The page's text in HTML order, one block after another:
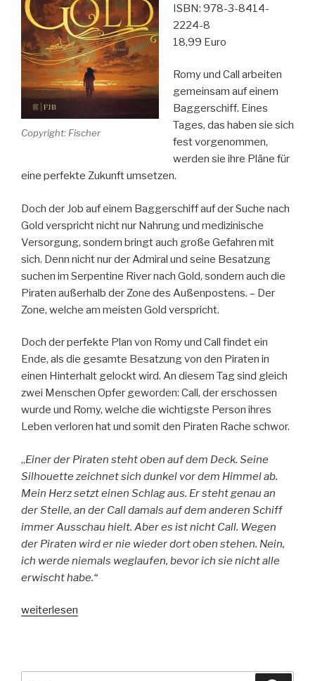
Copyright: Fischer
ISBN: 978-3-8414-
2224-8
18,99 Euro
Romy und Call arbeiten
gemeinsam auf einem
Baggerschiff. Eines
Tages, das haben sie sich
fest vorgenommen,
werden sie ihre Pläne für
eine perfekte Zukunft umsetzen.
Doch der Job auf einem Baggerschiff auf der Suche nach
Gold verspricht nicht nur Nahrung und medizinische
Versorgung, sondern bringt auch große Gefahren mit
sich. Denn nicht nur der Admiral und seine Besatzung
suchen im Serpentine River nach Gold, sondern auch die
Piraten außerhalb der Zone des Außenpostens. – Der
Zone, welche am meisten Gold verspricht.
Doch der perfekte Plan von Romy und Call findet ein
Ende, als die gesamte Besatzung von den Piraten in
einen Hinterhalt gelockt wird. An diesem Tag sind gleich
zwei Menschen Opfer geworden: Call, der erschossen
wurde und Romy, welche die wichtigste Person ihres
Leben verloren hat und somit den Piraten Rache schwor.
„Einer der Piraten steht oben auf dem Deck. Seine
Silhouette zeichnet sich dunkel vor dem Himmel ab.
Mein Herz setzt einen Schlag aus. Er steht genau an
der Stelle, an der Call damals auf dem anderen Schiff
immer Ausschau hielt. Aber es ist nicht Call. Wegen
der Piraten wird er nie wieder dort oben stehen. Nein,
ich werde niemals weglaufen, bevor ich sie nicht alle
erwischt habe.“
„River
weiterlesen